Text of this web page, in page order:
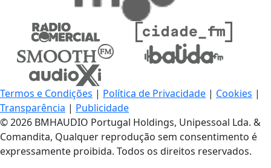
Termos e Condições | Política de Privacidade | Cookies |
Transparência | Publicidade
© 2026 BMHAUDIO Portugal Holdings, Unipessoal Lda. &
Comandita, Qualquer reprodução sem consentimento é
expressamente proibida. Todos os direitos reservados.